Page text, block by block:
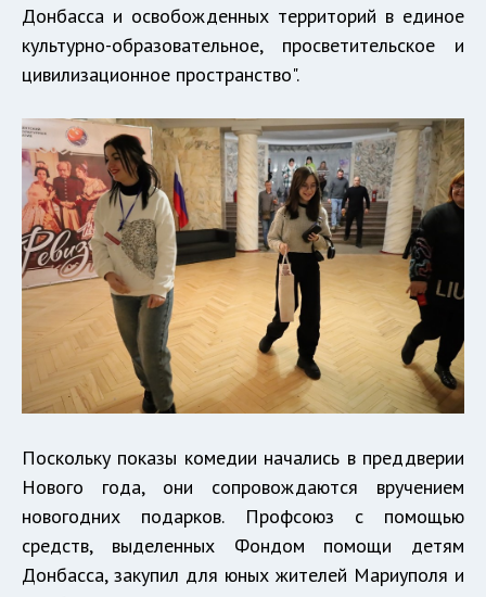
Донбасса и освобожденных территорий в единое
культурно-образовательное, просветительское и
цивилизационное пространство".
Поскольку показы комедии начались в преддверии
Нового года, они сопровождаются вручением
новогодних подарков. Профсоюз с помощью
средств, выделенных Фондом помощи детям
Донбасса, закупил для юных жителей Мариуполя и